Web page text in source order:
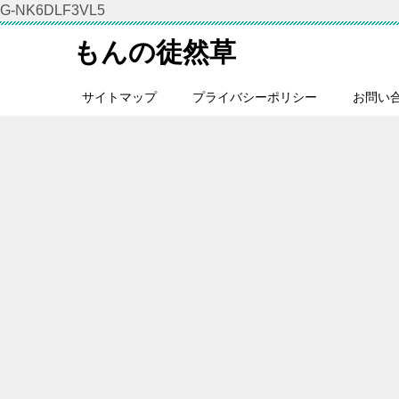
G-NK6DLF3VL5
もんの徒然草
サイトマップ プライバシーポリシー お問い